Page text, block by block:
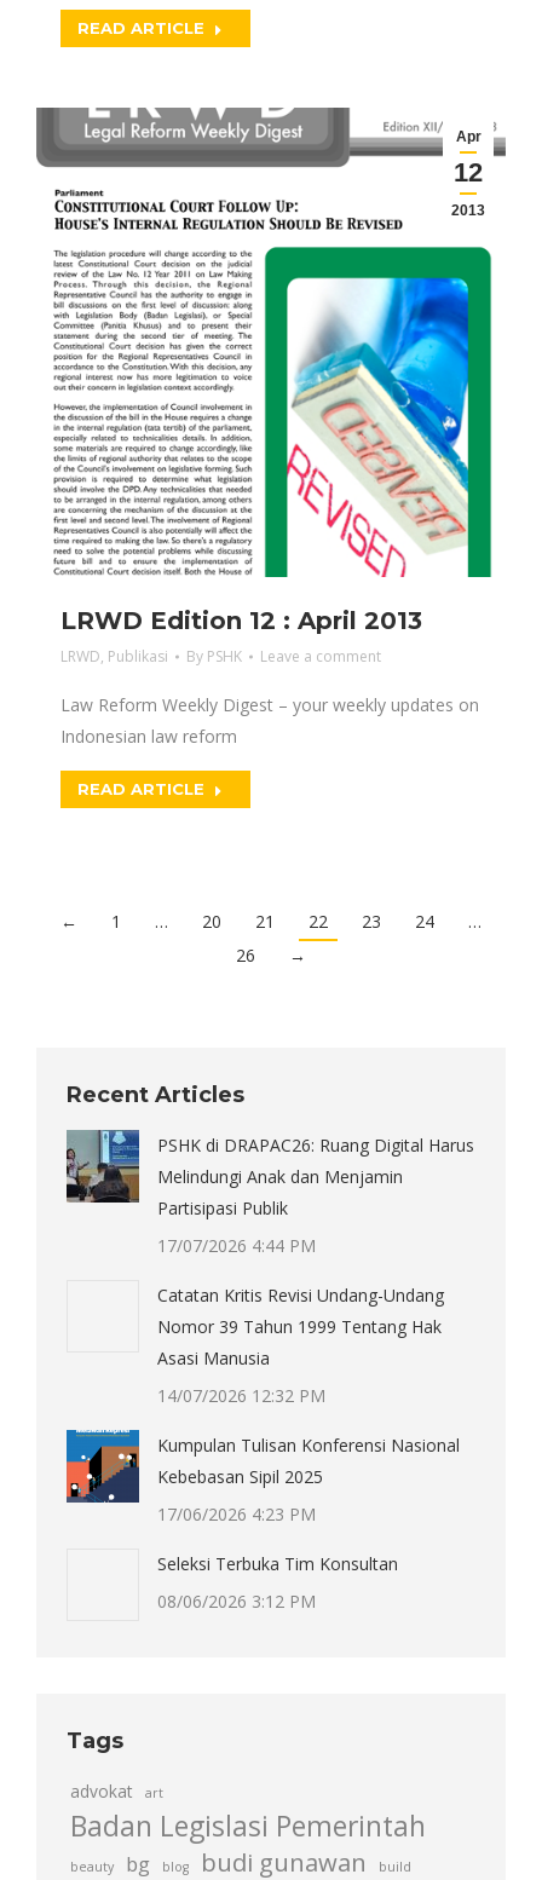
READ ARTICLE
Apr
12
2013
LRWD Edition 12 : April 2013
LRWD, Publikasi By PSHK Leave a comment
Law Reform Weekly Digest – your weekly updates on
Indonesian law reform
READ ARTICLE
← 1 … 20 21 22 23 24
…
26
→
Recent Articles
PSHK di DRAPAC26: Ruang Digital Harus
Melindungi Anak dan Menjamin
Partisipasi Publik
17/07/2026 4:44 PM
Catatan Kritis Revisi Undang-Undang
Nomor 39 Tahun 1999 Tentang Hak
Asasi Manusia
14/07/2026 12:32 PM
Kumpulan Tulisan Konferensi Nasional
Kebebasan Sipil 2025
17/06/2026 4:23 PM
Seleksi Terbuka Tim Konsultan
08/06/2026 3:12 PM
Tags
advokat art
Badan Legislasi Pemerintah
beauty bg blog budi gunawan build